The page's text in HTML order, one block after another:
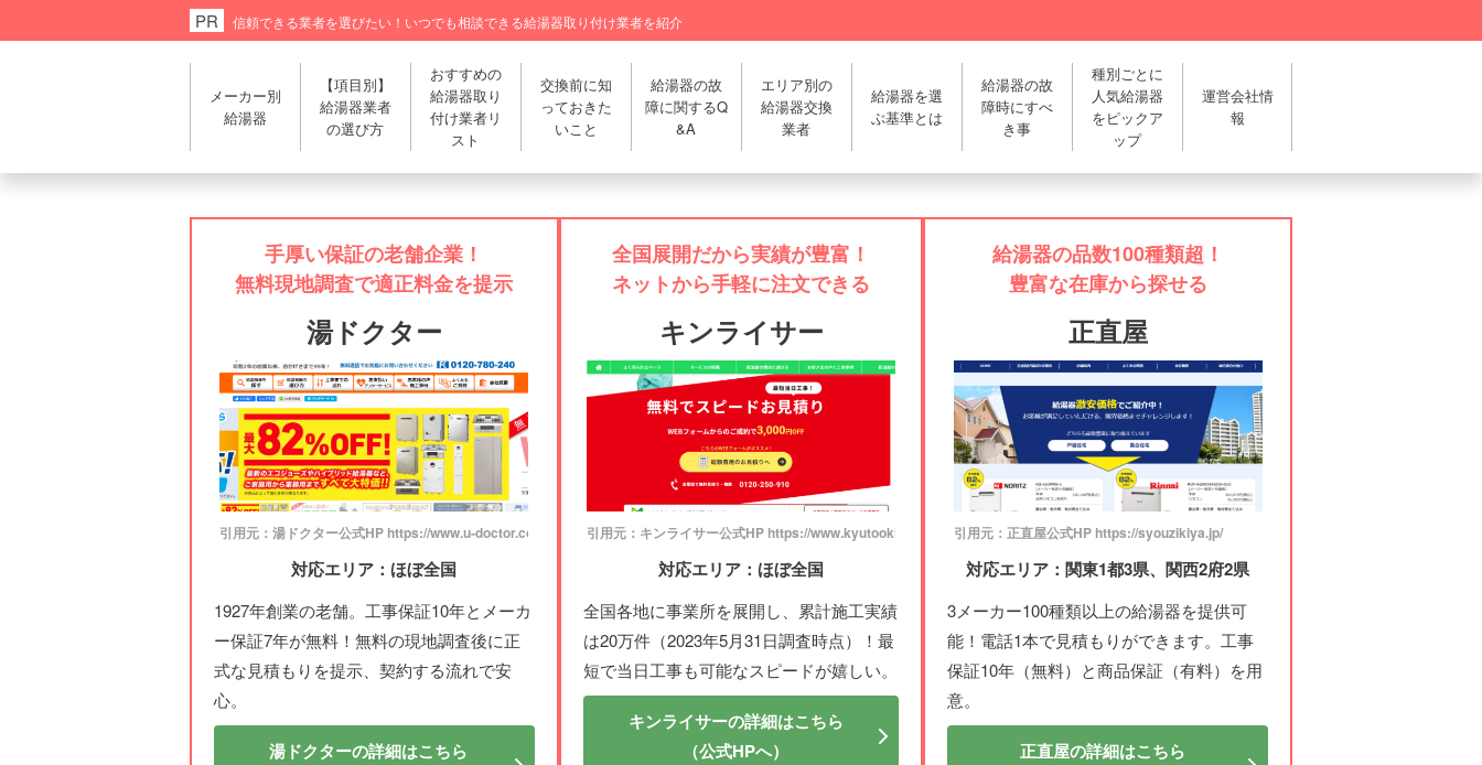
信頼できる業者を選びたい！ いつでも相談できる給湯器取り付け業者を紹介
メーカー別
給湯器
【項目別】
給湯器業者
の選び方
おすすめの
給湯器取り
付け業者リ
スト
交換前に知
っておきた
いこと
給湯器の故
障に関するQ
&A
エリア別の
給湯器交換
業者
給湯器を選
ぶ基準とは
給湯器の故
障時にすべ
き事
種別ごとに
人気給湯器
をピックア
ップ
運営会社情
報
手厚い保証の老舗企業！
無料現地調査で適正料金を提示
湯ドクター
引用元：湯ドクター公式HP https://www.u-doctor.com/
対応エリア：ほぼ全国
1927年創業の老舗。工事保証10年とメーカ
ー保証7年が無料！無料の現地調査後に正
式な見積もりを提示、契約する流れで安
心。
湯ドクターの詳細はこちら
全国展開だから実績が豊富！
ネットから手軽に注文できる
キンライサー
引用元：キンライサー公式HP https://www.kyutooki.com/
対応エリア：ほぼ全国
全国各地に事業所を展開し、累計施工実績
は20万件（2023年5月31日調査時点）！最
短で当日工事も可能なスピードが嬉しい。
キンライサーの詳細はこちら
（公式HPへ）
給湯器の品数100種類超！
豊富な在庫から探せる
正直屋
引用元：正直屋公式HP https://syouzikiya.jp/
対応エリア：関東1都3県、関西2府2県
3メーカー100種類以上の給湯器を提供可
能！電話1本で見積もりができます。工事
保証10年（無料）と商品保証（有料）を用
意。
正直屋の詳細はこちら